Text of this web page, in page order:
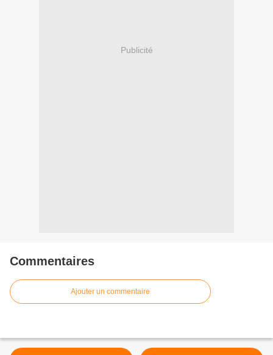
Publicité
Commentaires
Ajouter un commentaire